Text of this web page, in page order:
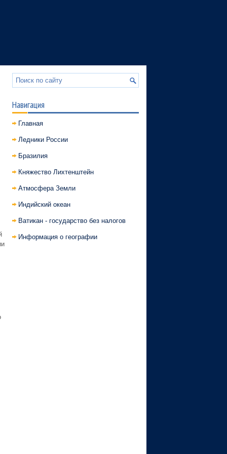
Навигация
Главная
Ледники России
Бразилия
Княжество Лихтенштейн
Атмосфера Земли
Индийский океан
Ватикан - государство без налогов
Информация о географии